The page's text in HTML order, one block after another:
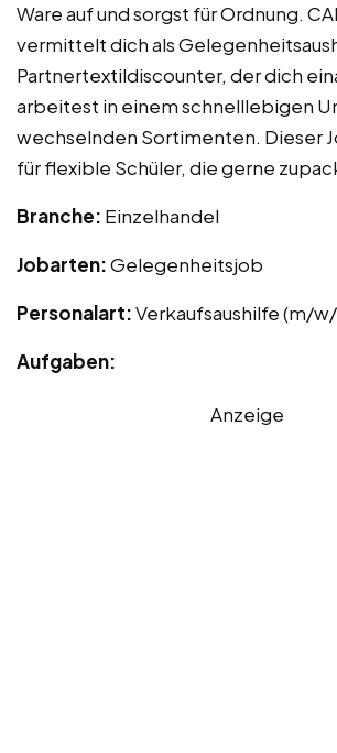
Ware auf und sorgst für Ordnung.
vermittelt dich als
Partnertext​ildiscounter, der dich
arbeitest in einem schnelllebigen
wechselnden Sortimenten. Dieser
für flexible Schüler, die gerne
Branche: Einzelhandel
Jobarten:Gelegenheitsjob
Personalart:Verkaufsaushilfe (m/
Aufgaben:
Anzeige